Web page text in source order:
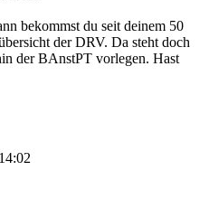
bekommst du seit deinem 50
der DRV. Da steht doch
der BAnstPT vorlegen. Hast